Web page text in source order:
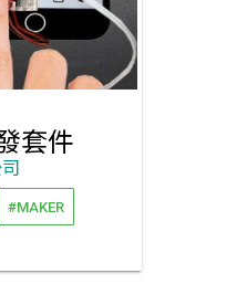
套件
#MAKER